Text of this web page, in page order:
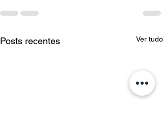
Posts recentes Ver tudo